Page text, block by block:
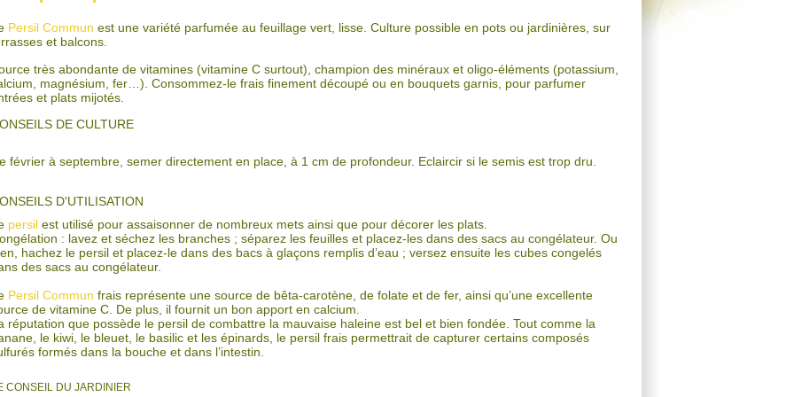
Persil Commun est une variété parfumée au feuillage vert, lisse. Culture possible en pots ou jardinières, sur
et balcons.
très abondante de vitamines (vitamine C surtout), champion des minéraux et oligo-éléments (potassium,
magnésium, fer…). Consommez-le frais finement découpé ou en bouquets garnis, pour parfumer
et plats mijotés.
DE CULTURE
février à septembre, semer directement en place, à 1 cm de profondeur. Eclaircir si le semis est trop dru.
D'UTILISATION
persil est utilisé pour assaisonner de nombreux mets ainsi que pour décorer les plats.
: lavez et séchez les branches ; séparez les feuilles et placez-les dans des sacs au congélateur. Ou
hachez le persil et placez-le dans des bacs à glaçons remplis d’eau ; versez ensuite les cubes congelés
des sacs au congélateur.
Persil Commun frais représente une source de bêta-carotène, de folate et de fer, ainsi qu’une excellente
de vitamine C. De plus, il fournit un bon apport en calcium.
réputation que possède le persil de combattre la mauvaise haleine est bel et bien fondée. Tout comme la
le kiwi, le bleuet, le basilic et les épinards, le persil frais permettrait de capturer certains composés
formés dans la bouche et dans l’intestin.
CONSEIL DU JARDINIER